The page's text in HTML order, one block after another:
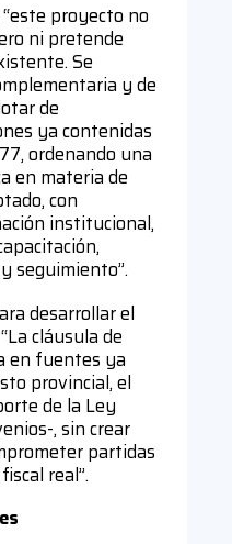
proyecto no
ni pretende
Se
y de
de
ya contenidas
ordenando una
en materia de
con
institucional,
seguimiento”.
desarrollar el
cláusula de
en fuentes ya
provincial, el
de la Ley
, sin crear
partidas
real”.